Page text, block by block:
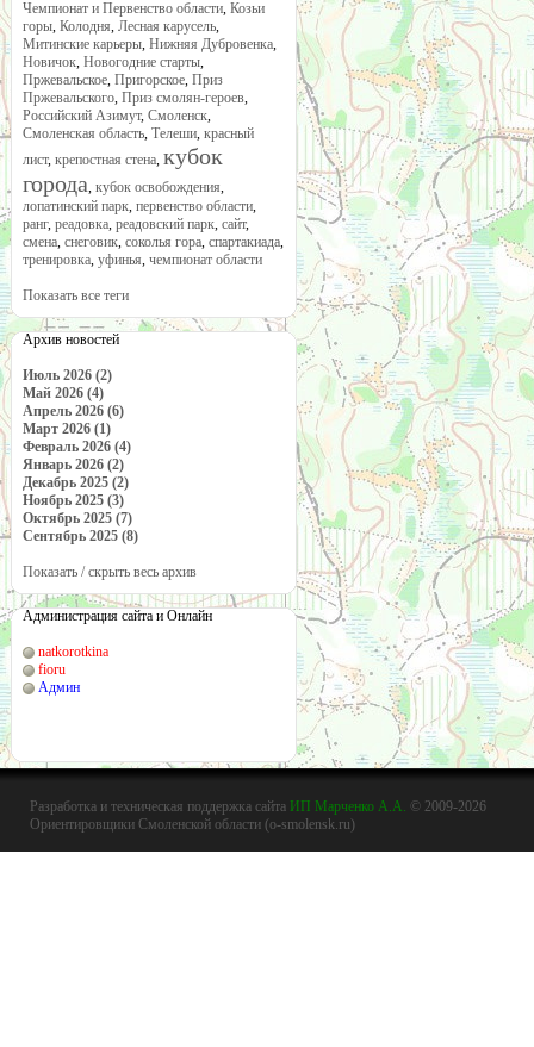
Чемпионат и Первенство области, Козьи
горы, Колодня, Лесная карусель,
Митинские карьеры, Нижняя Дубровенка,
Новичок, Новогодние старты,
Пржевальское, Пригорское, Приз
Пржевальского, Приз смолян-героев,
Российский Азимут, Смоленск,
Смоленская область, Телеши, красный
лист, крепостная стена, кубок
города, кубок освобождения,
лопатинский парк, первенство области,
ранг, реадовка, реадовский парк, сайт,
смена, снеговик, соколья гора, спартакиада,
тренировка, уфинья, чемпионат области
Показать все теги
Архив новостей
Июль 2026 (2)
Май 2026 (4)
Апрель 2026 (6)
Март 2026 (1)
Февраль 2026 (4)
Январь 2026 (2)
Декабрь 2025 (2)
Ноябрь 2025 (3)
Октябрь 2025 (7)
Сентябрь 2025 (8)
Показать / скрыть весь архив
Администрация сайта и Онлайн
natkorotkina
fioru
Админ
Разработка и техническая поддержка сайта ИП Марченко А.А. © 2009-2026
Ориентировщики Смоленской области (o-smolensk.ru)